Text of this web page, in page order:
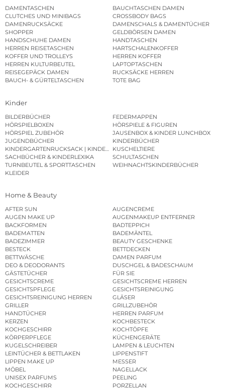
DAMENTASCHEN
BAUCHTASCHEN DAMEN
CLUTCHES UND MINIBAGS
CROSSBODY BAGS
DAMENRUCKSÄCKE
DAMENSCHALS & DAMENTÜCHER
SHOPPER
GELDBÖRSEN DAMEN
HANDSCHUHE DAMEN
HANDTASCHEN
HERREN REISETASCHEN
HARTSCHALENKOFFER
KOFFER UND TROLLEYS
HERREN KOFFER
HERREN KULTURBEUTEL
LAPTOPTASCHEN
REISEGEPÄCK DAMEN
RUCKSÄCKE HERREN
BAUCH- & GÜRTELTASCHEN
TOTE BAG
Kinder
BILDERBÜCHER
FEDERMAPPEN
HÖRSPIELBOXEN
HÖRSPIELE & FIGUREN
HÖRSPIEL ZUBEHÖR
JAUSENBOX & KINDER LUNCHBOX
JUGENDBÜCHER
KINDERBÜCHER
KINDERGARTENRUCKSACK | KINDERGARTENBEUTEL
KUSCHELTIERE
SACHBÜCHER & KINDERLEXIKA
SCHULTASCHEN
TURNBEUTEL & SPORTTASCHEN
WEIHNACHTSKINDERBÜCHER
KLEIDER
Home & Beauty
AFTER SUN
AUGENCREME
AUGEN MAKE UP
AUGENMAKEUP ENTFERNER
BACKFORMEN
BADTEPPICH
BADEMATTEN
BADEMÄNTEL
BADEZIMMER
BEAUTY GESCHENKE
BESTECK
BETTDECKEN
BETTWÄSCHE
DAMEN PARFUM
DEO & DEODORANTS
DUSCHGEL & BADESCHAUM
GÄSTETÜCHER
FÜR SIE
GESICHTSCREME
GESICHTSCREME HERREN
GESICHTSPFLEGE
GESICHTSREINIGUNG
GESICHTSREINIGUNG HERREN
GLÄSER
GRILLER
GRILLZUBEHÖR
HANDTÜCHER
HERREN PARFUM
KERZEN
KOCHBESTECK
KOCHGESCHIRR
KOCHTÖPFE
KÖRPERPFLEGE
KÜCHENGERÄTE
KUGELSCHREIBER
LAMPEN & LEUCHTEN
LEINTÜCHER & BETTLAKEN
LIPPENSTIFT
LIPPEN MAKE UP
MESSER
MÖBEL
NAGELLACK
UNISEX PARFUMS
PEELING
KOCHGESCHIRR
PORZELLAN